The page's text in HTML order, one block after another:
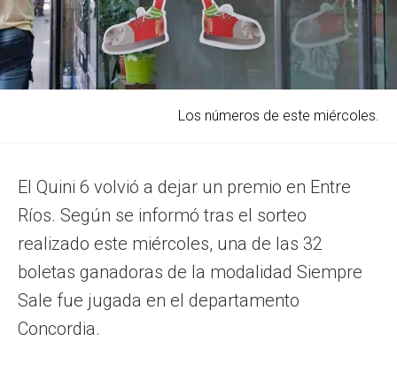
Los números de este miércoles.
El Quini 6 volvió a dejar un premio en Entre
Ríos. Según se informó tras el sorteo
realizado este miércoles, una de las 32
boletas ganadoras de la modalidad Siempre
Sale fue jugada en el departamento
Concordia.